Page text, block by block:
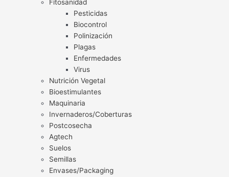
Fitosanidad
Pesticidas
Biocontrol
Polinización
Plagas
Enfermedades
Virus
Nutrición Vegetal
Bioestimulantes
Maquinaria
Invernaderos/Coberturas
Postcosecha
Agtech
Suelos
Semillas
Envases/Packaging